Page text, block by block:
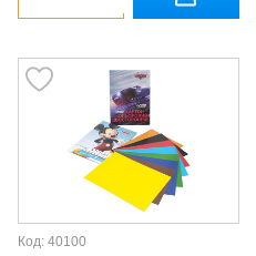
Код: 40100